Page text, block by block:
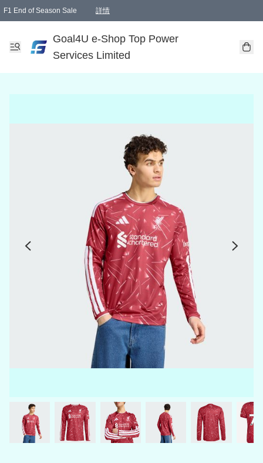
F1 End of Season Sale 詳情
Goal4U e-Shop Top Power
Services Limited